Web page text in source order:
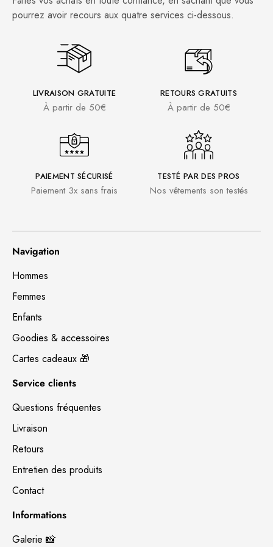
pourrez avoir recours aux quatre services ci-dessous.
LIVRAISON GRATUITE
À partir de 50€
RETOURS GRATUITS
À partir de 50€
PAIEMENT SÉCURISÉ
Paiement 3x sans frais
TESTÉ PAR DES PROS
Nos vêtements son testés
Navigation
Hommes
Femmes
Enfants
Goodies & accessoires
Cartes cadeaux 🎁
Service clients
Questions fréquentes
Livraison
Retours
Entretien des produits
Contact
Informations
Galerie 📸